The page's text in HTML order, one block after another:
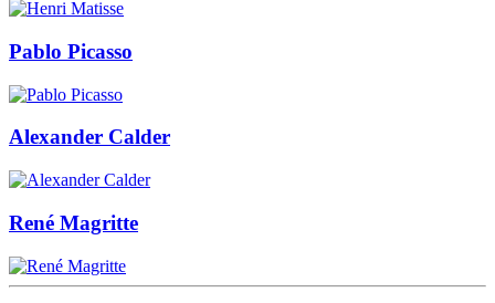
Pablo Picasso
Alexander Calder
René Magritte